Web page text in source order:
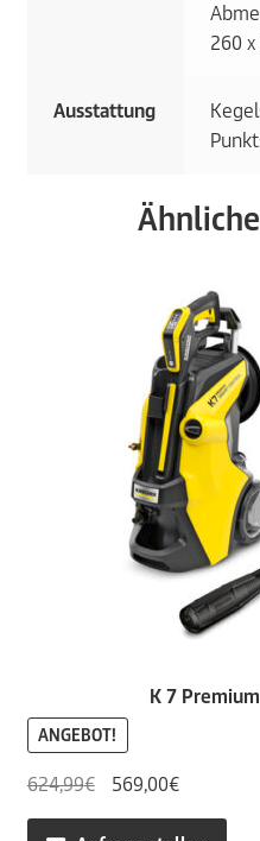
260
Ausstattung
K 7
ANGEBOT!
624,99€
Ursprünglicher
Preis
569,00€Aktueller
Preis